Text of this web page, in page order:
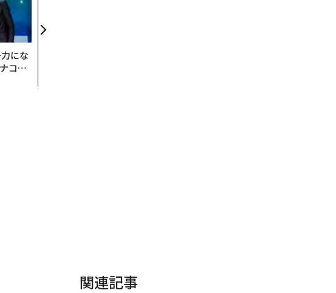
にな
コで
「挑戦者の明日」
関連記事